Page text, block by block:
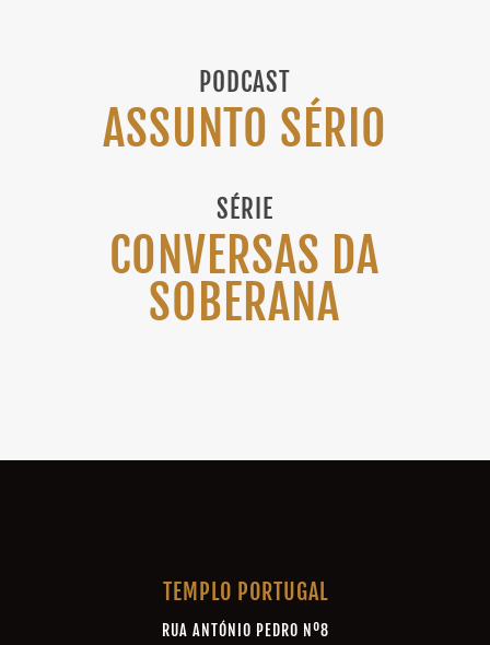
PODCAST
ASSUNTO SÉRIO
SÉRIE
CONVERSAS DA
SOBERANA
TEMPLO PORTUGAL
RUA ANTÓNIO PEDRO Nº8